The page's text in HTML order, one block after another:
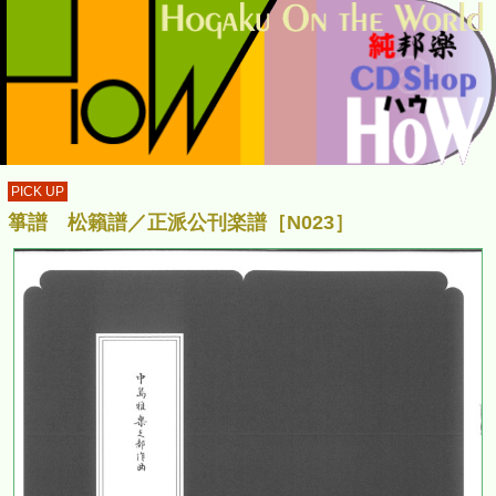
PICK UP
箏譜 松籟譜／正派公刊楽譜［N023］